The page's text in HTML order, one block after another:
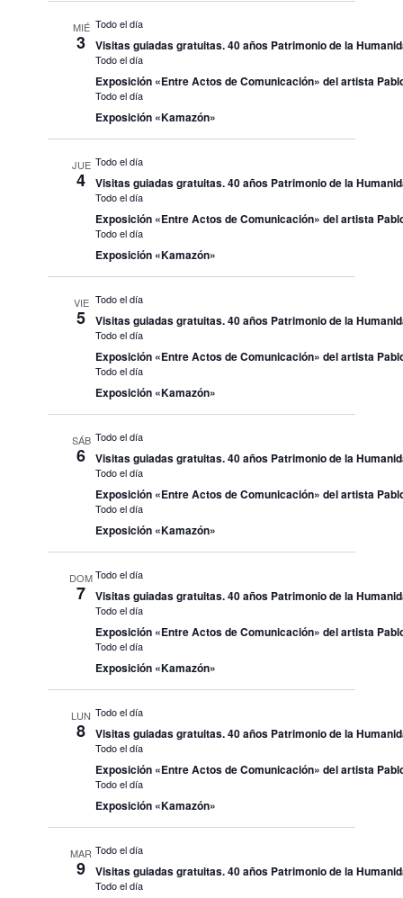
MIÉ
3
Todo el día
Visitas guiadas gratuitas. 40 años Patrimonio de la
Todo el día
Exposición «Entre Actos de Comunicación» del artista
Todo el día
Exposición «Kamazón»
JUE
4
Todo el día
Visitas guiadas gratuitas. 40 años Patrimonio de la
Todo el día
Exposición «Entre Actos de Comunicación» del artista
Todo el día
Exposición «Kamazón»
VIE
5
Todo el día
Visitas guiadas gratuitas. 40 años Patrimonio de la
Todo el día
Exposición «Entre Actos de Comunicación» del artista
Todo el día
Exposición «Kamazón»
SÁB
6
Todo el día
Visitas guiadas gratuitas. 40 años Patrimonio de la
Todo el día
Exposición «Entre Actos de Comunicación» del artista
Todo el día
Exposición «Kamazón»
DOM
7
Todo el día
Visitas guiadas gratuitas. 40 años Patrimonio de la
Todo el día
Exposición «Entre Actos de Comunicación» del artista
Todo el día
Exposición «Kamazón»
LUN
8
Todo el día
Visitas guiadas gratuitas. 40 años Patrimonio de la
Todo el día
Exposición «Entre Actos de Comunicación» del artista
Todo el día
Exposición «Kamazón»
MAR
9
Todo el día
Visitas guiadas gratuitas. 40 años Patrimonio de la
Todo el día